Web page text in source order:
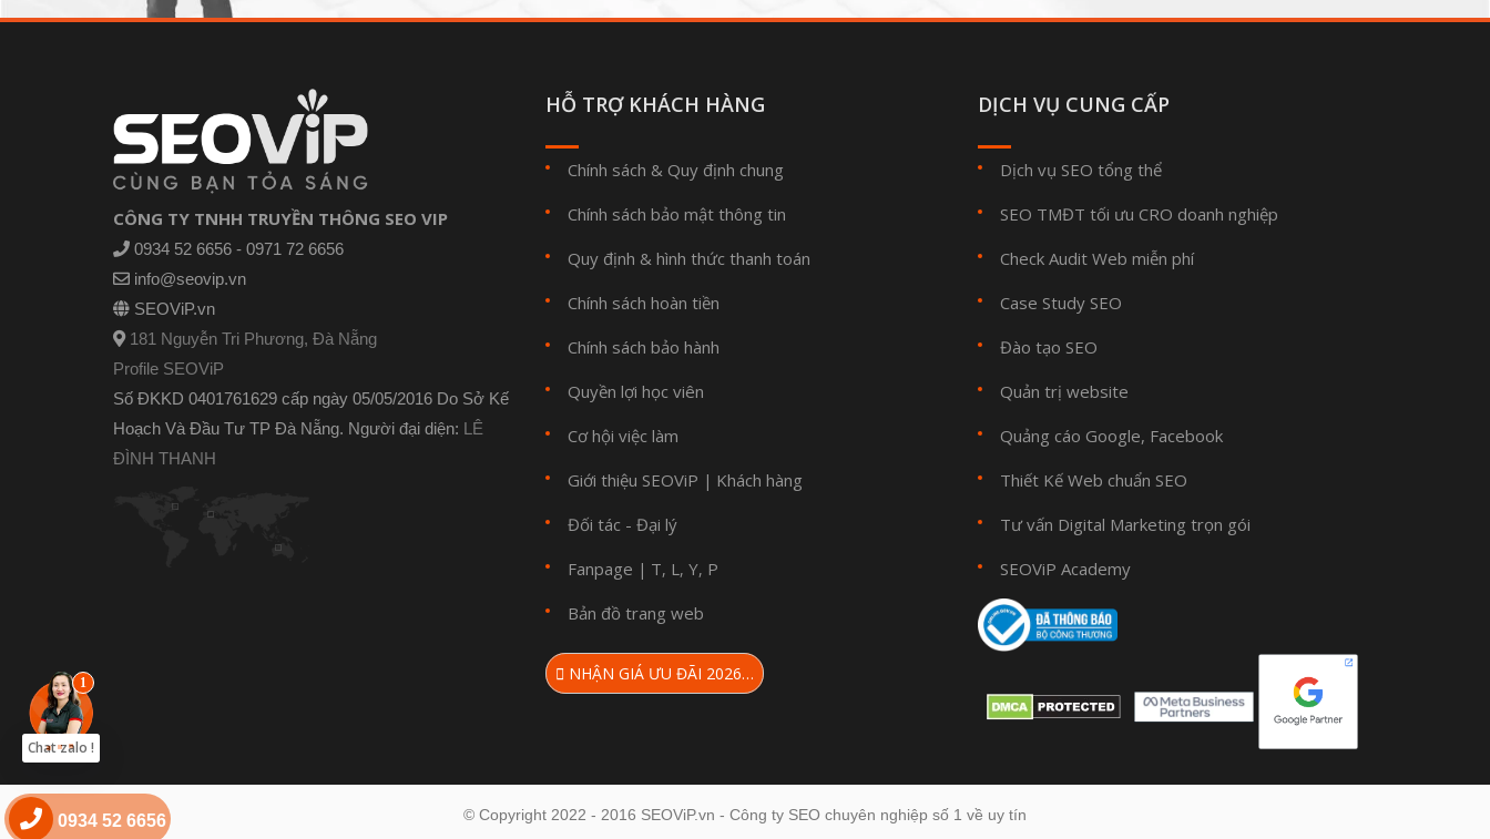
CÔNG TY TNHH TRUYỀN THÔNG SEO VIP
0934 52 6656 - 0971 72 6656
info@seovip.vn
SEOViP.vn
181 Nguyễn Tri Phương, Đà Nẵng
Profile SEOViP
Số ĐKKD 0401761629 cấp ngày 05/05/2016 Do Sở Kế
Hoạch Và Đầu Tư TP Đà Nẵng. Người đại diện: LÊ
ĐÌNH THANH
HỖ TRỢ KHÁCH HÀNG
Chính sách & Quy định chung
Chính sách bảo mật thông tin
Quy định & hình thức thanh toán
Chính sách hoàn tiền
Chính sách bảo hành
Quyền lợi học viên
Cơ hội việc làm
Giới thiệu SEOViP | Khách hàng
Đối tác - Đại lý
Fanpage | T, L, Y, P
Bản đồ trang web
NHẬN GIÁ ƯU ĐÃI 2026…
DỊCH VỤ CUNG CẤP
Dịch vụ SEO tổng thể
SEO TMĐT tối ưu CRO doanh nghiệp
Check Audit Web miễn phí
Case Study SEO
Đào tạo SEO
Quản trị website
Quảng cáo Google, Facebook
Thiết Kế Web chuẩn SEO
Tư vấn Digital Marketing trọn gói
SEOViP Academy
© Copyright 2022 - 2016 SEOViP.vn - Công ty SEO chuyên nghiệp số 1 về uy tín
Chat zalo !
0934 52 6656